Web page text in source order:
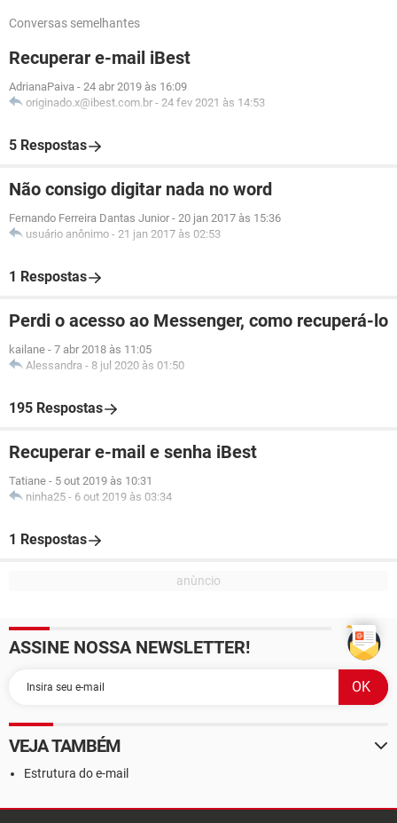
Conversas semelhantes
Recuperar e-mail iBest
AdrianaPaiva - 24 abr 2019 às 16:09
originado.x@ibest.com.br - 24 fev 2021 às 14:53
5 Respostas
Não consigo digitar nada no word
Fernando Ferreira Dantas Junior - 20 jan 2017 às 15:36
usuário anônimo - 21 jan 2017 às 02:53
1 Respostas
Perdi o acesso ao Messenger, como recuperá-lo
kailane - 7 abr 2018 às 11:05
Alessandra - 8 jul 2020 às 01:50
195 Respostas
Recuperar e-mail e senha iBest
Tatiane - 5 out 2019 às 10:31
ninha25 - 6 out 2019 às 03:34
1 Respostas
ASSINE NOSSA NEWSLETTER!
VEJA TAMBÉM
Estrutura do e-mail